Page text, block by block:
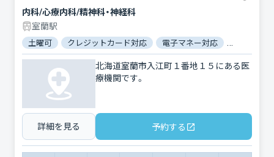
内科/心療内科/精神科・神経科
室蘭駅
土曜可 クレジットカード対応 電子マネー対応
北海道室蘭市入江町１番地１５にある医
療機関です。
詳細を見る 予約する